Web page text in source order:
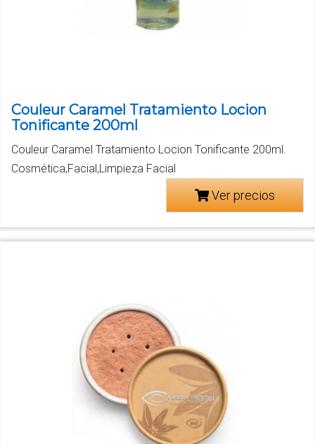
Couleur Caramel Tratamiento Locion
Tonificante 200ml
Couleur Caramel Tratamiento Locion Tonificante 200ml.
Cosmética,Facial,Limpieza Facial
Ver precios